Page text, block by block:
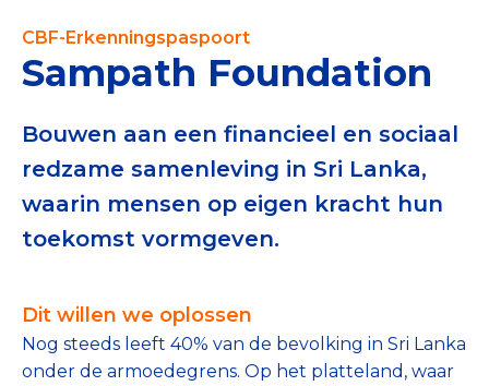
Publiek
Veilig geven met het CBF-keurmerk
Check het CBF-keurmerk van een goed doel
Download de Geef Gerust Checklist
Data & Onderzoek
Betrouwbare data over goede doelen
CBF-Erkenningspaspoort
Sampath Foundation
Bouwen aan een financieel en sociaal
redzame samenleving in Sri Lanka,
waarin mensen op eigen kracht hun
toekomst vormgeven.
Dit willen we oplossen
Nog steeds leeft 40% van de bevolking in Sri Lanka
onder de armoedegrens. Op het platteland, waar